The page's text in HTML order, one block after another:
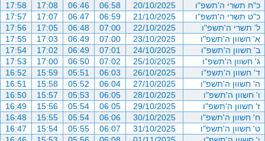
כ"ח תשרי ה'תשפ"ו
20/10/2025
06:58
06:46
17:08
17:58
כ"ט תשרי ה'תשפ"ו
21/10/2025
06:59
06:47
17:07
17:57
ל' תשרי ה'תשפ"ו
22/10/2025
07:00
06:48
17:05
17:56
א' חשוון ה'תשפ"ו
23/10/2025
07:00
06:49
17:03
17:55
ב' חשוון ה'תשפ"ו
24/10/2025
07:01
06:49
17:02
17:54
ג' חשוון ה'תשפ"ו
25/10/2025
07:02
06:50
17:00
17:53
ד' חשוון ה'תשפ"ו
26/10/2025
06:03
05:51
15:59
16:52
ה' חשוון ה'תשפ"ו
27/10/2025
06:04
05:52
15:58
16:51
ו' חשוון ה'תשפ"ו
28/10/2025
06:05
05:53
15:57
16:50
ז' חשוון ה'תשפ"ו
29/10/2025
06:05
05:54
15:56
16:49
ח' חשוון ה'תשפ"ו
30/10/2025
06:06
05:54
15:55
16:48
ט' חשוון ה'תשפ"ו
31/10/2025
06:07
05:55
15:54
16:47